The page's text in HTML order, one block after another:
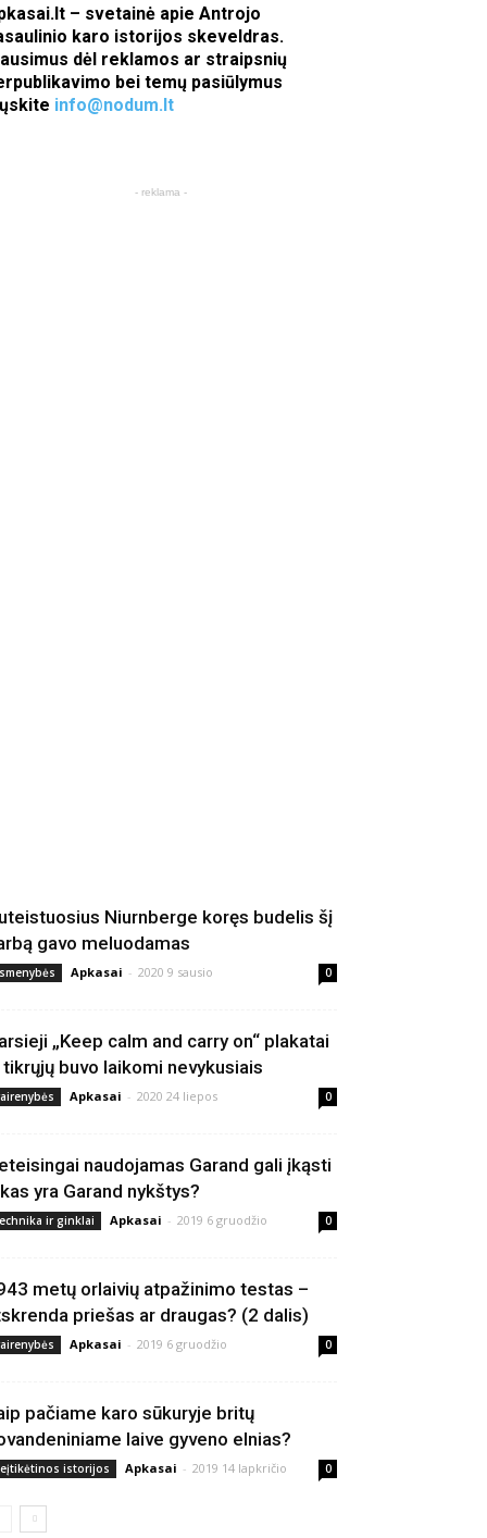
– svetainė apie Antrojo
karo istorijos skeveldras.
dėl reklamos ar straipsnių
bei temų pasiūlymus
info@nodum.lt
- reklama -
Niurnberge koręs budelis šį
gavo meluodamas
Apkasai - 2020 9 sausio 0
„Keep calm and carry on“ plakatai
buvo laikomi nevykusiais
Apkasai - 2020 24 liepos 0
naudojamas Garand gali įkąsti
yra Garand nykštys?
ir ginklai Apkasai - 2019 6 gruodžio 0
metų orlaivių atpažinimo testas –
priešas ar draugas? (2 dalis)
Apkasai - 2019 6 gruodžio 0
pačiame karo sūkuryje britų
laive gyveno elnias?
istorijos Apkasai - 2019 14 lapkričio 0